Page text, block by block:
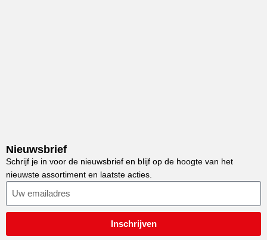
Nieuwsbrief
Schrijf je in voor de nieuwsbrief en blijf op de hoogte van het
nieuwste assortiment en laatste acties.
Inschrijven